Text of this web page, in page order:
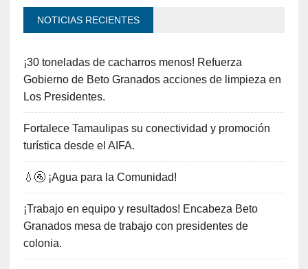
NOTICIAS RECIENTES
¡30 toneladas de cacharros menos! Refuerza
Gobierno de Beto Granados acciones de limpieza en
Los Presidentes.
Fortalece Tamaulipas su conectividad y promoción
turística desde el AIFA.
💧🚰 ¡Agua para la Comunidad!
¡Trabajo en equipo y resultados! Encabeza Beto
Granados mesa de trabajo con presidentes de
colonia.